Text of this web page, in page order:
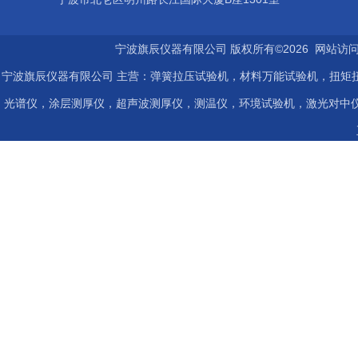
宁波旗辰仪器有限公司 版权所有©2026 网站
宁波旗辰仪器有限公司 主营：弹簧拉压试验机，材料万能试验机，扭
光谱仪，涂层测厚仪，超声波测厚仪，测温仪，环境试验机，激光对